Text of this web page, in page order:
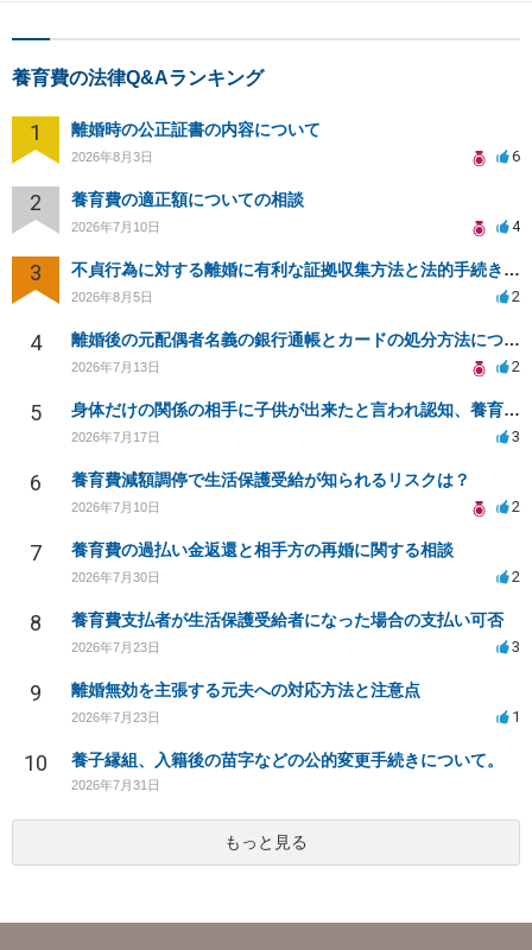
養育費の法律Q&Aランキング
1 離婚時の公正証書の内容について
2026年8月3日 6
2 養育費の適正額についての相談
2026年7月10日 4
3 不貞行為に対する離婚に有利な証拠収集方法と法的手続きについて
2026年8月5日 2
4 離婚後の元配偶者名義の銀行通帳とカードの処分方法について
2026年7月13日 2
5 身体だけの関係の相手に子供が出来たと言われ認知、養育費を要求されているが自身の子供か分からない
2026年7月17日 3
6 養育費減額調停で生活保護受給が知られるリスクは？
2026年7月10日 2
7 養育費の過払い金返還と相手方の再婚に関する相談
2026年7月30日 2
8 養育費支払者が生活保護受給者になった場合の支払い可否
2026年7月23日 3
9 離婚無効を主張する元夫への対応方法と注意点
2026年7月23日 1
10 養子縁組、入籍後の苗字などの公的変更手続きについて。
2026年7月31日
もっと見る